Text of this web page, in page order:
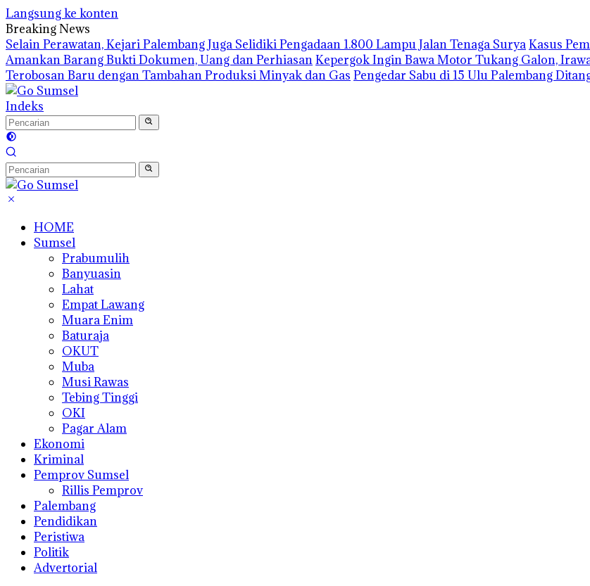
Langsung ke konten
Breaking News
Selain Perawatan, Kejari Palembang Juga Selidiki Pengadaan 1.800 Lampu Jalan Tenaga SuryaKasus
Amankan Barang Bukti Dokumen, Uang dan PerhiasanKepergok Ingin Bawa Motor Tukang Galon,
Terobosan Baru dengan Tambahan Produksi Minyak dan Gas Pengedar Sabu di 15 Ulu Palembang
Indeks
HOME
Sumsel
Prabumulih
Banyuasin
Lahat
Empat Lawang
Muara Enim
Baturaja
OKUT
Muba
Musi Rawas
Tebing Tinggi
OKI
Pagar Alam
Ekonomi
Kriminal
Pemprov Sumsel
Rillis Pemprov
Palembang
Pendidikan
Peristiwa
Politik
Advertorial